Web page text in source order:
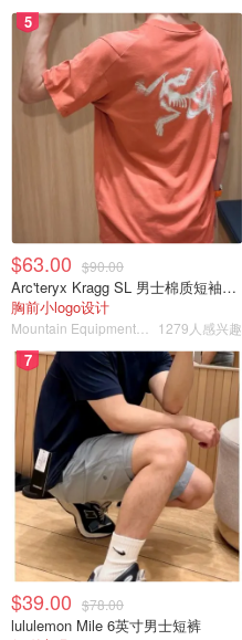
5
$63.00 $90.00
Arc'teryx Kragg SL 男士棉质短袖T恤
胸前小logo设计
1279人感兴趣
7
$39.00 $78.00
lululemon Mile 6英寸男士短裤